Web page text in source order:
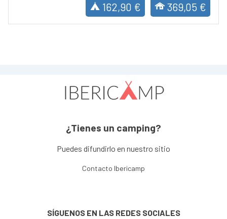
162,90 € 369,05 €
¿Tienes un camping?
Puedes difundirlo en nuestro sitio
Contacto Ibericamp
SÍGUENOS EN LAS REDES SOCIALES